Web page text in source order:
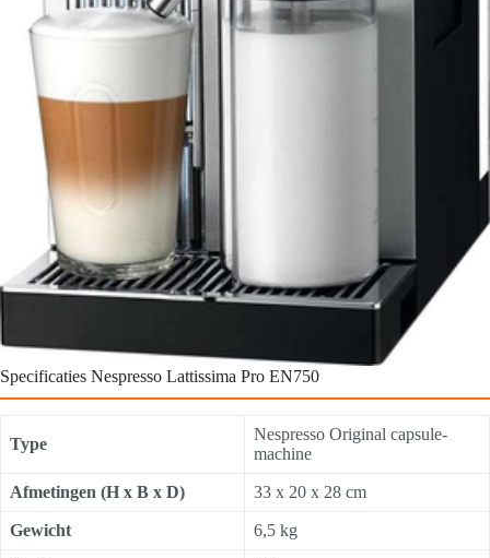
Specificaties Nespresso Lattissima Pro EN750
Type
Nespresso Original capsule-
machine
Afmetingen (H x B x D) 33 x 20 x 28 cm
Gewicht 6,5 kg